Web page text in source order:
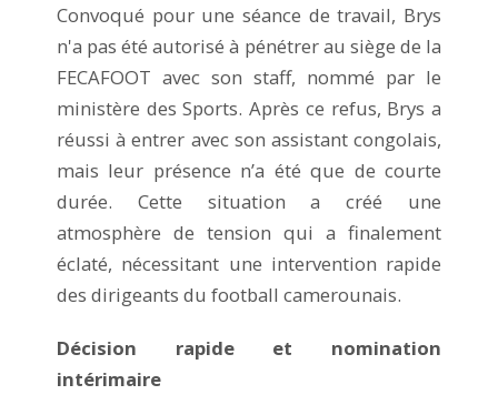
Convoqué pour une séance de travail, Brys
n'a pas été autorisé à pénétrer au siège de la
FECAFOOT avec son staff, nommé par le
ministère des Sports. Après ce refus, Brys a
réussi à entrer avec son assistant congolais,
mais leur présence n’a été que de courte
durée. Cette situation a créé une
atmosphère de tension qui a finalement
éclaté, nécessitant une intervention rapide
des dirigeants du football camerounais.
Décision rapide et nomination
intérimaire